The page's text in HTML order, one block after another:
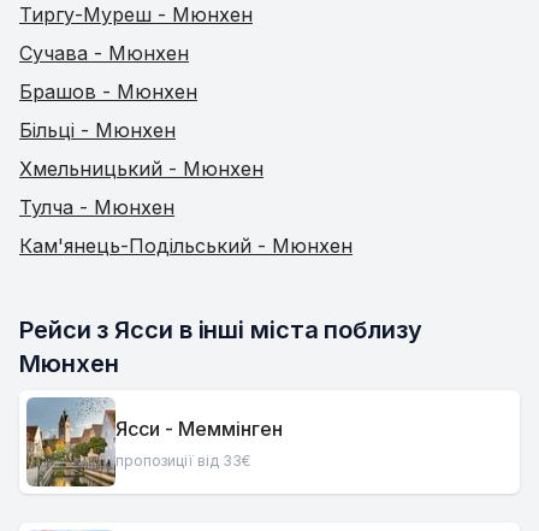
Тиргу-Муреш - Мюнхен
Сучава - Мюнхен
Брашов - Мюнхен
Більці - Мюнхен
Хмельницький - Мюнхен
Тулча - Мюнхен
Кам'янець-Подільський - Мюнхен
Рейси з Ясси в інші міста поблизу
Мюнхен
Ясси - Меммінген
пропозиції від 33€